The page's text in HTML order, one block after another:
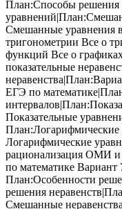
План:Способы решения
Смешанные уравнения
тригонометрии Все о
функций Все о
показательные
ЕГЭ по
Показательные
План:Логарифмические
Логарифмические
рационализация ОМИ и
по математике
План:Особенности
решения
Смешанные